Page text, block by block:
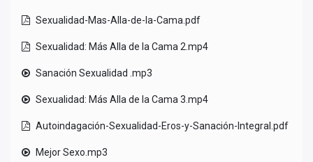
Sexualidad-Mas-Alla-de-la-Cama.pdf
Sexualidad: Más Alla de la Cama 2.mp4
Sanación Sexualidad .mp3
Sexualidad: Más Alla de la Cama 3.mp4
Autoindagación-Sexualidad-Eros-y-Sanación-Integral.pdf
Mejor Sexo.mp3